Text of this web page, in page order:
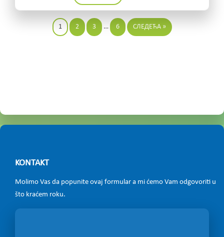
1 2 3 … 6 СЛЕДЕЋА »
KONTAKT
Molimo Vas da popunite ovaj formular a mi ćemo Vam odgovoriti u
što kraćem roku.